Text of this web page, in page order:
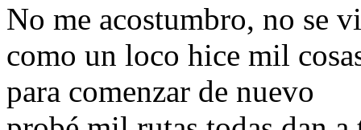
No me acostumbro, no se
como un loco hice mil
para comenzar de nuevo